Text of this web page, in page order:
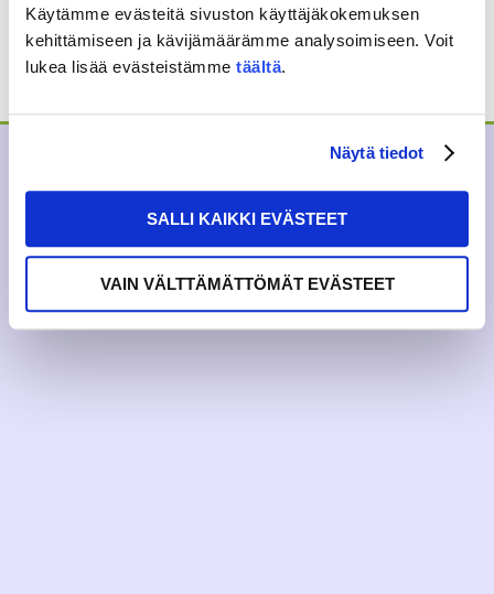
Käytämme evästeitä sivuston käyttäjäkokemuksen
kehittämiseen ja kävijämäärämme analysoimiseen. Voit
lukea lisää evästeistämme täältä.
Näytä tiedot
SALLI KAIKKI EVÄSTEET
VAIN VÄLTTÄMÄTTÖMÄT EVÄSTEET
RAKKAUDELLA,MEOM